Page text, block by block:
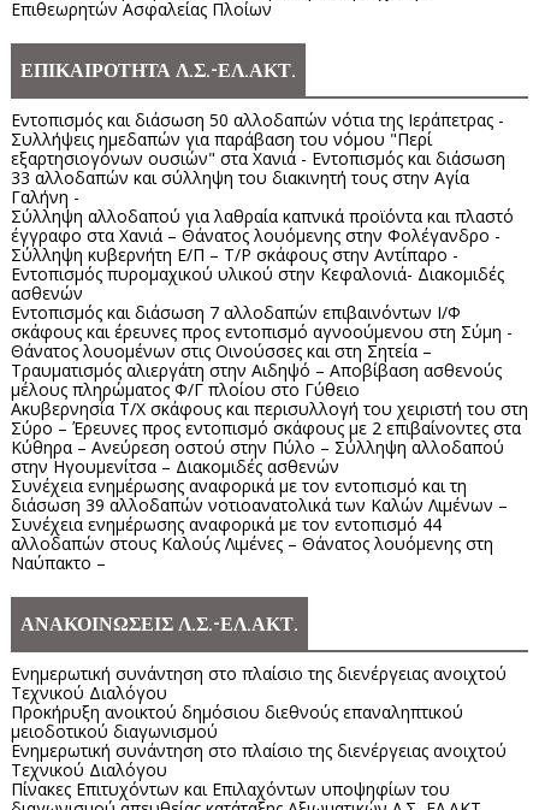
Επιθεωρητών Ασφαλείας Πλοίων
ΕΠΙΚΑΙΡΟΤΗΤΑ Λ.Σ.-ΕΛ.ΑΚΤ.
Εντοπισμός και διάσωση 50 αλλοδαπών νότια της Ιεράπετρας -
Συλλήψεις ημεδαπών για παράβαση του νόμου "Περί
εξαρτησιογόνων ουσιών" στα Χανιά - Εντοπισμός και διάσωση
33 αλλοδαπών και σύλληψη του διακινητή τους στην Αγία
Γαλήνη -
Σύλληψη αλλοδαπού για λαθραία καπνικά προϊόντα και πλαστό
έγγραφο στα Χανιά – Θάνατος λουόμενης στην Φολέγανδρο -
Σύλληψη κυβερνήτη Ε/Π – Τ/Ρ σκάφους στην Αντίπαρο -
Εντοπισμός πυρομαχικού υλικού στην Κεφαλονιά- Διακομιδές
ασθενών
Εντοπισμός και διάσωση 7 αλλοδαπών επιβαινόντων Ι/Φ
σκάφους και έρευνες προς εντοπισμό αγνοούμενου στη Σύμη -
Θάνατος λουομένων στις Οινούσσες και στη Σητεία –
Τραυματισμός αλιεργάτη στην Αιδηψό – Αποβίβαση ασθενούς
μέλους πληρώματος Φ/Γ πλοίου στο Γύθειο
Ακυβερνησία Τ/Χ σκάφους και περισυλλογή του χειριστή του στη
Σύρο – Έρευνες προς εντοπισμό σκάφους με 2 επιβαίνοντες στα
Κύθηρα – Ανεύρεση οστού στην Πύλο – Σύλληψη αλλοδαπού
στην Ηγουμενίτσα – Διακομιδές ασθενών
Συνέχεια ενημέρωσης αναφορικά με τον εντοπισμό και τη
διάσωση 39 αλλοδαπών νοτιοανατολικά των Καλών Λιμένων –
Συνέχεια ενημέρωσης αναφορικά με τον εντοπισμό 44
αλλοδαπών στους Καλούς Λιμένες – Θάνατος λουόμενης στη
Ναύπακτο –
ΑΝΑΚΟΙΝΩΣΕΙΣ Λ.Σ.-ΕΛ.ΑΚΤ.
Ενημερωτική συνάντηση στο πλαίσιο της διενέργειας ανοιχτού
Τεχνικού Διαλόγου
Προκήρυξη ανοικτού δημόσιου διεθνούς επαναληπτικού
μειοδοτικού διαγωνισμού
Ενημερωτική συνάντηση στο πλαίσιο της διενέργειας ανοιχτού
Τεχνικού Διαλόγου
Πίνακες Επιτυχόντων και Επιλαχόντων υποψηφίων του